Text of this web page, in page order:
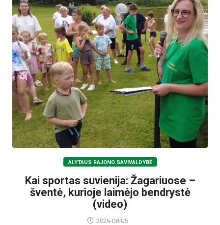
ALYTAUS RAJONO SAVIVALDYBĖ
Kai sportas suvienija: Žagariuose –
šventė, kurioje laimėjo bendrystė
(video)
2026-08-05